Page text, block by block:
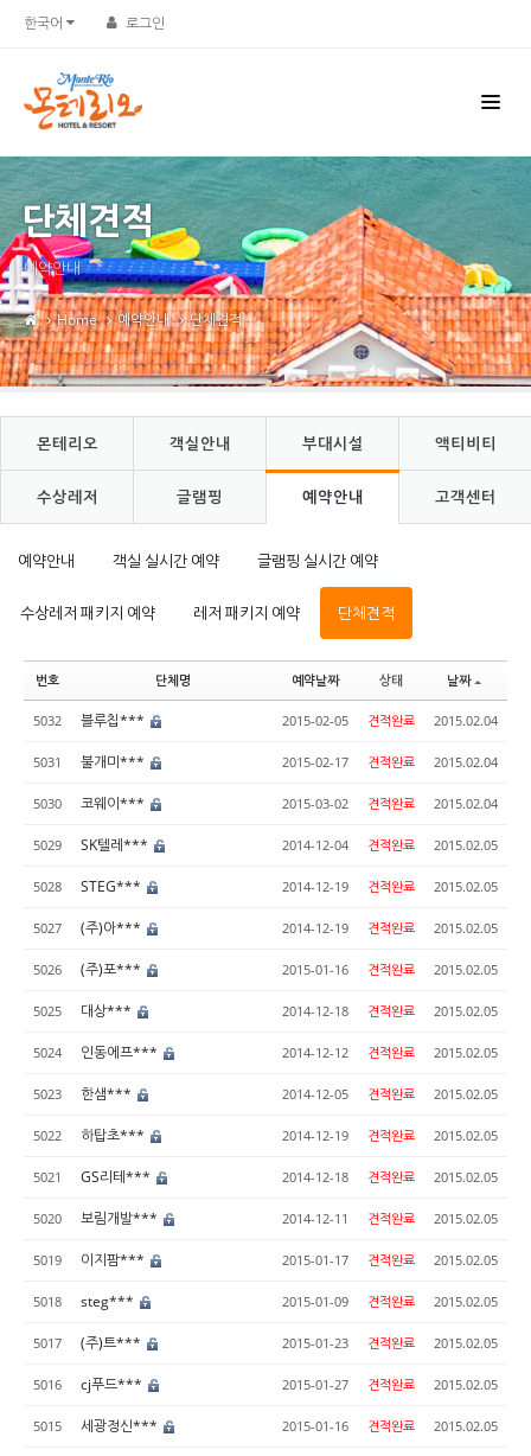
한국어 로그인
단체견적
예약안내
Home 예약안내 단체견적
몬테리오 객실안내 부대시설 액티비티
수상레저 글램핑 예약안내 고객센터
예약안내 객실 실시간 예약 글램핑 실시간 예약
수상레저 패키지 예약 레저 패키지 예약 단체견적
번호 단체명 예약날짜 상태 날짜
5032 블루칩*** 2015-02-05 견적완료 2015.02.04
5031 불개미*** 2015-02-17 견적완료 2015.02.04
5030 코웨이*** 2015-03-02 견적완료 2015.02.04
5029 SK텔레*** 2014-12-04 견적완료 2015.02.05
5028 STEG*** 2014-12-19 견적완료 2015.02.05
5027 (주)아*** 2014-12-19 견적완료 2015.02.05
5026 (주)포*** 2015-01-16 견적완료 2015.02.05
5025 대상*** 2014-12-18 견적완료 2015.02.05
5024 인동에프*** 2014-12-12 견적완료 2015.02.05
5023 한샘*** 2014-12-05 견적완료 2015.02.05
5022 하탑초*** 2014-12-19 견적완료 2015.02.05
5021 GS리테*** 2014-12-18 견적완료 2015.02.05
5020 보림개발*** 2014-12-11 견적완료 2015.02.05
5019 이지팜*** 2015-01-17 견적완료 2015.02.05
5018 steg*** 2015-01-09 견적완료 2015.02.05
5017 (주)트*** 2015-01-23 견적완료 2015.02.05
5016 cj푸드*** 2015-01-27 견적완료 2015.02.05
5015 세광정신*** 2015-01-16 견적완료 2015.02.05
Sketchbook5, 스케치북5